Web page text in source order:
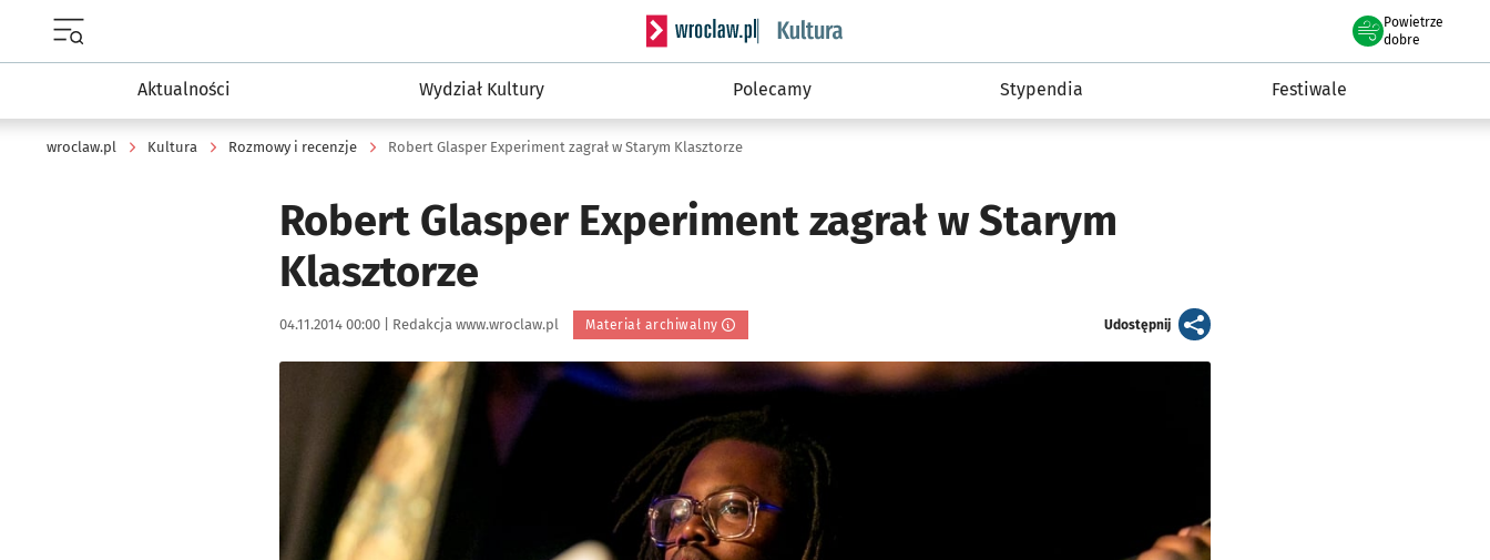
Serwis informacyjny wroclaw.pl podserwis: Kultura
Powietrze
we Wrocławiu
dobre
Aktualności Wydział Kultury Polecamy Stypendia Festiwale
wroclaw.pl Kultura Rozmowy i recenzje Robert Glasper Experiment zagrał w Starym Klasztorze
Robert Glasper Experiment zagrał w Starym
Klasztorze
Data publikacji:
04.11.2014 00:00 | Autor:
Redakcja www.wroclaw.pl Materiał archiwalny Udostępnijartykuł
Kliknij, aby powiększyć